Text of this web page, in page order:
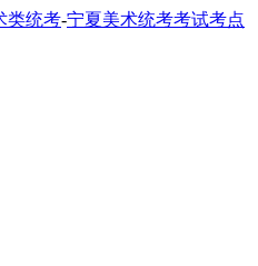
类统考-宁夏美术统考考试考点